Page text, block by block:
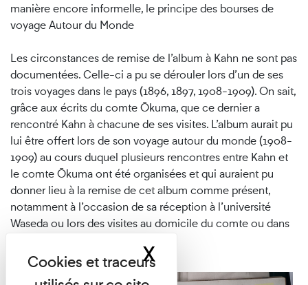
manière encore informelle, le principe des bourses de
voyage Autour du Monde
Les circonstances de remise de l’album à Kahn ne sont pas
documentées. Celle-ci a pu se dérouler lors d’un de ses
trois voyages dans le pays (1896, 1897, 1908-1909). On sait,
grâce aux écrits du comte Ōkuma, que ce dernier a
rencontré Kahn à chacune de ses visites. L’album aurait pu
lui être offert lors de son voyage autour du monde (1908-
1909) au cours duquel plusieurs rencontres entre Kahn et
le comte Ōkuma ont été organisées et qui auraient pu
donner lieu à la remise de cet album comme présent,
notamment à l’occasion de sa réception à l’université
Waseda ou lors des visites au domicile du comte ou dans
XMasquer le